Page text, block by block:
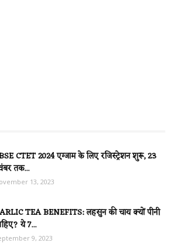
CTET 2024 एग्जाम के लिए रजिस्ट्रेशन शुरू, 23
तक...
13, 2023
TEA BENEFITS: लहसुन की चाय क्यों पीनी
ये 7...
9, 2023